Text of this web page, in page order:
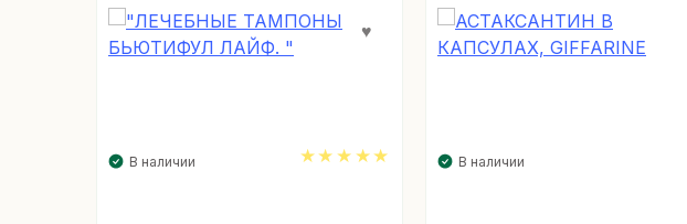
В наличии В наличии